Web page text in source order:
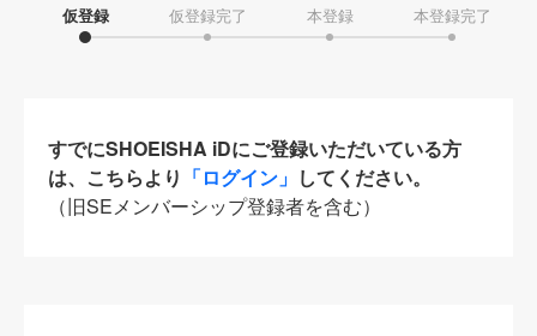
仮登録 仮登録完了 本登録 本登録完了
すでにSHOEISHA iDにご登録いただいている方
は、こちらより 「ログイン」 してください。
（旧SEメンバーシップ登録者を含む）